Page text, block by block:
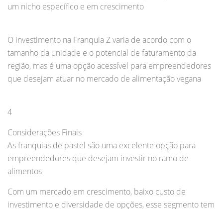
um nicho específico e em crescimento
O investimento na Franquia Z varia de acordo com o
tamanho da unidade e o potencial de faturamento da
região, mas é uma opção acessível para empreendedores
que desejam atuar no mercado de alimentação vegana
4
Considerações Finais
As franquias de pastel são uma excelente opção para
empreendedores que desejam investir no ramo de
alimentos
Com um mercado em crescimento, baixo custo de
investimento e diversidade de opções, esse segmento tem